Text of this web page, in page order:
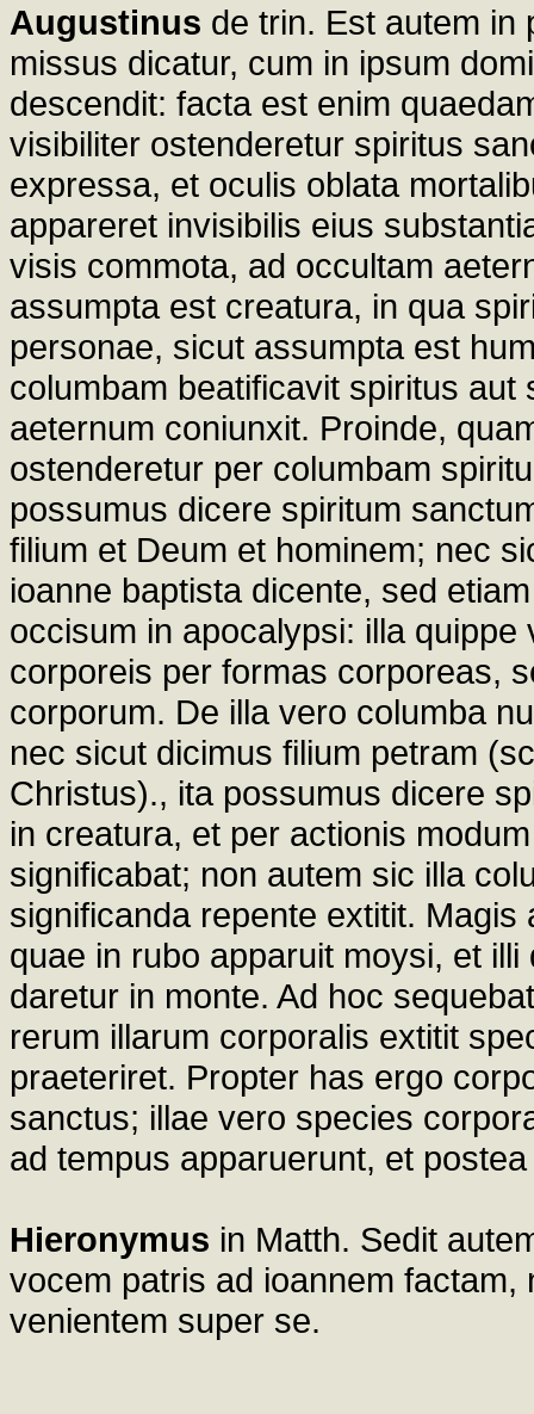
Augustinus de trin. Est autem in
missus dicatur, cum in ipsum
descendit: facta est enim
visibiliter ostenderetur spiritus
expressa, et oculis oblata
appareret invisibilis eius
visis commota, ad occultam
assumpta est creatura, in qua
personae, sicut assumpta est
columbam beatificavit spiritus
aeternum coniunxit. Proinde,
ostenderetur per columbam
possumus dicere spiritum
filium et Deum et hominem; nec
ioanne baptista dicente, sed
occisum in apocalypsi: illa
corporeis per formas corporeas,
corporum. De illa vero columba
nec sicut dicimus filium petram
Christus)., ita possumus dicere
in creatura, et per actionis
significabat; non autem sic illa
significanda repente extitit.
quae in rubo apparuit moysi, et
daretur in monte. Ad hoc
rerum illarum corporalis extitit
praeteriret. Propter has ergo
sanctus; illae vero species
ad tempus apparuerunt, et
Hieronymus in Matth. Sedit
vocem patris ad ioannem
venientem super se.